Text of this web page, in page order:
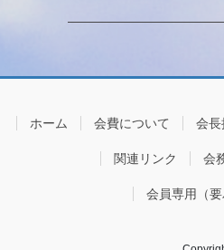
ホーム 会費について 会長
関連リンク 会
会員専用（要